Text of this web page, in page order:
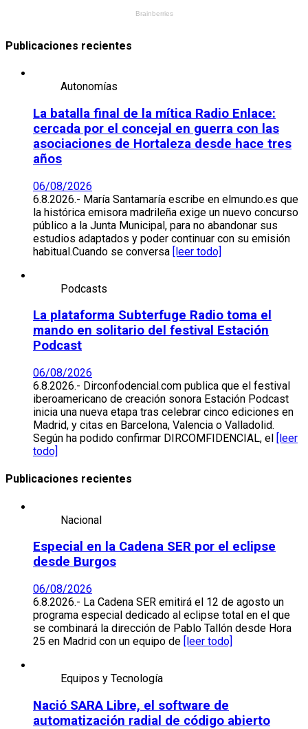
Publicaciones recientes
Autonomías
La batalla final de la mítica Radio Enlace:
cercada por el concejal en guerra con las
asociaciones de Hortaleza desde hace tres
años
06/08/2026
6.8.2026.- María Santamaría escribe en elmundo.es que
la histórica emisora madrileña exige un nuevo concurso
público a la Junta Municipal, para no abandonar sus
estudios adaptados y poder continuar con su emisión
habitual.Cuando se conversa [leer todo]
Podcasts
La plataforma Subterfuge Radio toma el
mando en solitario del festival Estación
Podcast
06/08/2026
6.8.2026.- Dirconfodencial.com publica que el festival
iberoamericano de creación sonora Estación Podcast
inicia una nueva etapa tras celebrar cinco ediciones en
Madrid, y citas en Barcelona, Valencia o Valladolid.
Según ha podido confirmar DIRCOMFIDENCIAL, el [leer
todo]
Publicaciones recientes
Nacional
Especial en la Cadena SER por el eclipse
desde Burgos
06/08/2026
6.8.2026.- La Cadena SER emitirá el 12 de agosto un
programa especial dedicado al eclipse total en el que
se combinará la dirección de Pablo Tallón desde Hora
25 en Madrid con un equipo de [leer todo]
Equipos y Tecnología
Nació SARA Libre, el software de
automatización radial de código abierto